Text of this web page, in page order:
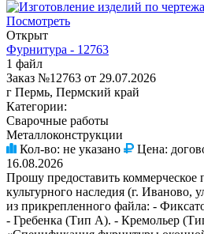
Посмотреть
Открыт
Фурнитура - 12763
1 файл
Заказ №12763 от 29.07.2026
г Пермь, Пермский край
Категории:
Сварочные работы
Металлоконструкции
Кол-во: не указано Цена:
16.08.2026
Прошу предоставить коммерческое
культурного наследия (г. Иваново,
из прикрепленного файла: -
- Гребенка (Тип А). - Кремольер